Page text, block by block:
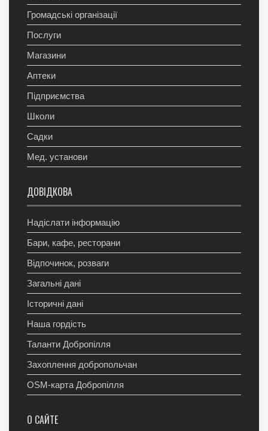
Громадські організації
Послуги
Магазини
Аптеки
Підприємства
Школи
Садки
Мед. установи
ДОВІДКОВА
Надіслати інформацію
Бари, кафе, ресторани
Відпочинок, розваги
Загальні дані
Історичні дані
Наша гордість
Таланти Добропілля
Захоплення добропольчан
OSM-карта Добропілля
О САЙТЕ